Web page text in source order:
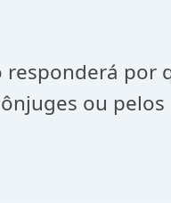
responderá por
ou